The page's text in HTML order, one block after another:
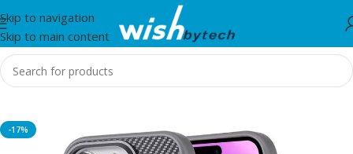
Skip to navigation
Skip to main content
Home/Zore
-17%